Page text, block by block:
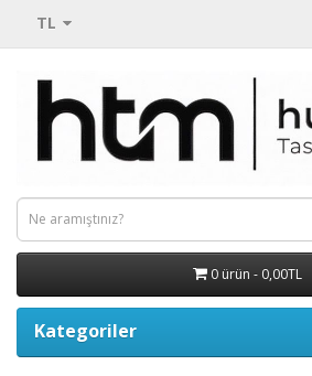
TL
0 ürün - 0,00TL
Kategoriler